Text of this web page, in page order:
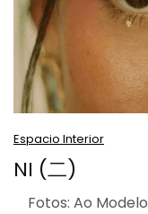
Espacio Interior
NI (二)
Fotos: Ao